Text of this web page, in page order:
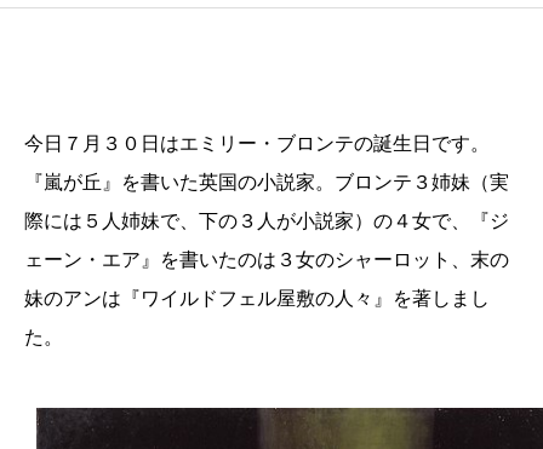
今日７月３０日はエミリー・ブロンテの誕生日です。
『嵐が丘』を書いた英国の小説家。ブロンテ３姉妹（実
際には５人姉妹で、下の３人が小説家）の４女で、『ジ
ェーン・エア』を書いたのは３女のシャーロット、末の
妹のアンは『ワイルドフェル屋敷の人々』を著しまし
た。